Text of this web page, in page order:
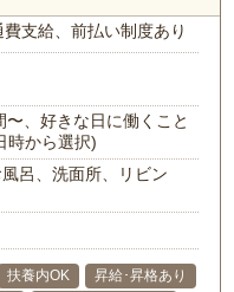
費支給、前払い制度あり
、好きな日に働くこと
時から選択)
呂、洗面所、リビン
扶養内OK
昇給･昇格あり